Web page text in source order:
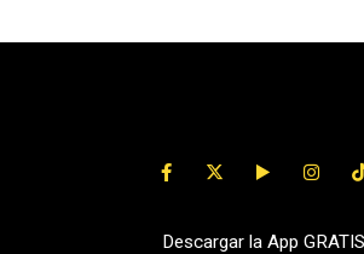
Descargar la App GRATIS